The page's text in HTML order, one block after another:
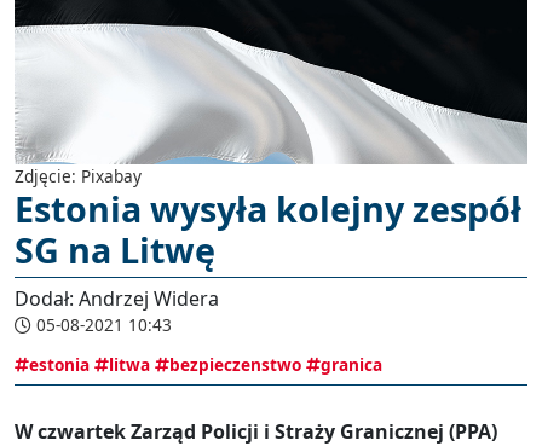
Zdjęcie: Pixabay
Estonia wysyła kolejny zespół
SG na Litwę
Dodał: Andrzej Widera
05-08-2021 10:43
estonia
litwa bezpieczenstwo granica
W czwartek Zarząd Policji i Straży Granicznej (PPA)